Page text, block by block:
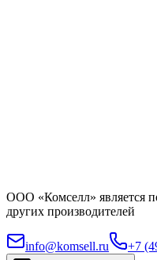
ООО «Комселл» является
других производителей
info@komsell.ru +7